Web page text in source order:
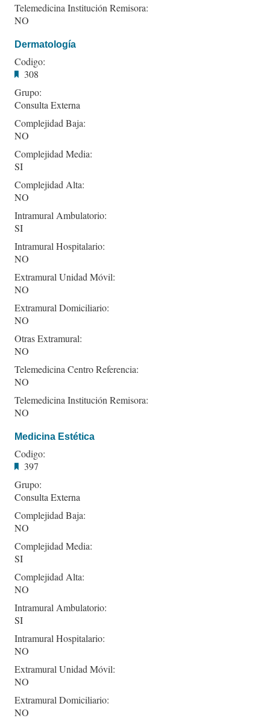
Telemedicina Institución Remisora:
NO
Dermatología
Codigo:
308
Grupo:
Consulta Externa
Complejidad Baja:
NO
Complejidad Media:
SI
Complejidad Alta:
NO
Intramural Ambulatorio:
SI
Intramural Hospitalario:
NO
Extramural Unidad Móvil:
NO
Extramural Domiciliario:
NO
Otras Extramural:
NO
Telemedicina Centro Referencia:
NO
Telemedicina Institución Remisora:
NO
Medicina Estética
Codigo:
397
Grupo:
Consulta Externa
Complejidad Baja:
NO
Complejidad Media:
SI
Complejidad Alta:
NO
Intramural Ambulatorio:
SI
Intramural Hospitalario:
NO
Extramural Unidad Móvil:
NO
Extramural Domiciliario:
NO